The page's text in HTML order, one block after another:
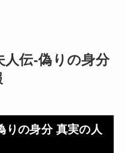
人伝-偽りの身分
りの身分 真実の人